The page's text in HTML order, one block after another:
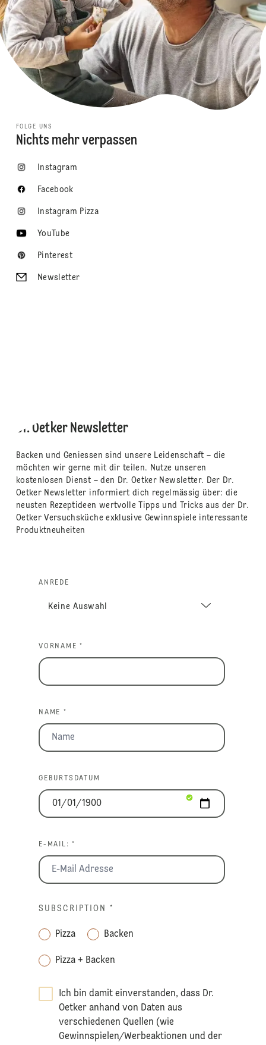
FOLGE UNS
Nichts mehr verpassen
Instagram
Facebook
Instagram Pizza
YouTube
Pinterest
Newsletter
Dr. Oetker Newsletter
Backen und Geniessen sind unsere Leidenschaft – die
möchten wir gerne mit dir teilen. Nutze unseren
kostenlosen Dienst – den Dr. Oetker Newsletter. Der Dr.
Oetker Newsletter informiert dich regelmässig über: die
neusten Rezeptideen wertvolle Tipps und Tricks aus der Dr.
Oetker Versuchsküche exklusive Gewinnspiele interessante
Produktneuheiten
ANREDE
VORNAME *
NAME *
GEBURTSDATUM
E-MAIL: *
SUBSCRIPTION *
Pizza Backen
Pizza + Backen
Ich bin damit einverstanden, dass Dr.
Oetker anhand von Daten aus
verschiedenen Quellen (wie
Gewinnspielen/Werbeaktionen und der